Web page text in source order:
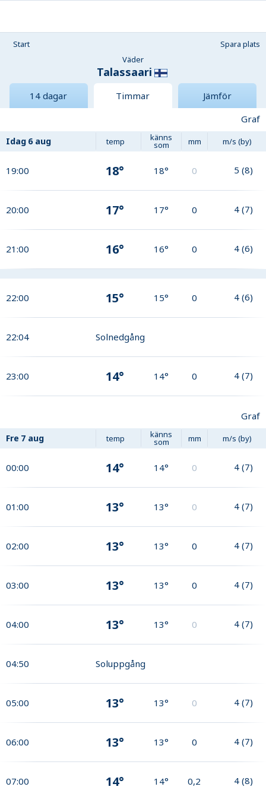
Start
Spara plats
Väder
Talassaari
14 dagar Timmar
Jämför
Graf
Idag 6 aug temp känns
som mm m/s (by)
19:00 18° 18° 0 5 (8)
20:00 17° 17° 0 4 (7)
21:00 16° 16° 0 4 (6)
22:00 15° 15° 0 4 (6)
22:04 Solnedgång
23:00 14° 14° 0 4 (7)
Graf
Fre 7 aug temp känns
som mm m/s (by)
00:00 14° 14° 0 4 (7)
01:00 13° 13° 0 4 (7)
02:00 13° 13° 0 4 (7)
03:00 13° 13° 0 4 (7)
04:00 13° 13° 0 4 (7)
04:50 Soluppgång
05:00 13° 13° 0 4 (7)
06:00 13° 13° 0 4 (7)
07:00 14° 14° 0,2 4 (8)